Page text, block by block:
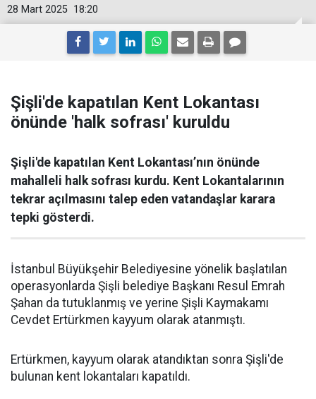
18:20
28 Mart 2025
Şişli'de kapatılan Kent Lokantası
önünde 'halk sofrası' kuruldu
Şişli'de kapatılan Kent Lokantası’nın önünde
mahalleli halk sofrası kurdu. Kent Lokantalarının
tekrar açılmasını talep eden vatandaşlar karara
tepki gösterdi.
İstanbul Büyükşehir Belediyesine yönelik başlatılan
operasyonlarda Şişli belediye Başkanı Resul Emrah
Şahan da tutuklanmış ve yerine Şişli Kaymakamı
Cevdet Ertürkmen kayyum olarak atanmıştı.
Ertürkmen, kayyum olarak atandıktan sonra Şişli'de
bulunan kent lokantaları kapatıldı.